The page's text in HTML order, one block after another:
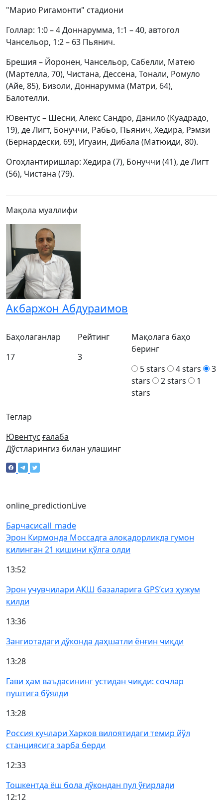
"Марио Ригамонти" стадиони
Голлар: 1:0 – 4 Доннарумма, 1:1 – 40, автогол
Чансельор, 1:2 – 63 Пьянич.
Брешия – Йоронен, Чансельор, Сабелли, Матею
(Мартелла, 70), Чистана, Дессена, Тонали, Ромуло
(Айе, 85), Бизоли, Доннарумма (Матри, 64),
Балотелли.
Ювентус – Шесни, Алекс Сандро, Данило (Куадрадо,
19), де Лигт, Бонуччи, Рабьо, Пьянич, Хедира, Рэмзи
(Бернардески, 69), Игуаин, Дибала (Матюиди, 80).
Огоҳлантиришлар: Хедира (7), Бонуччи (41), де Лигт
(56), Чистана (79).
Мақола муаллифи
Акбаржон Абдураимов
Теглар
Ювентус ғалаба
Баҳолаганлар
17
Рейтинг
3
Мақолага баҳо
беринг
5 stars
4 stars
3
stars
2 stars
1
stars
Дўстларингиз билан улашинг
online_predictionLive
Барчасиcall_made
Эрон Кирмонда Моссадга алоқадорликда гумон
қилинган 21 кишини қўлга олди
13:52
Эрон учувчилари АҚШ базаларига GPS’сиз ҳужум
қилди
13:36
Зангиотадаги дўконда даҳшатли ёнғин чиқди
13:28
Гави ҳам ваъдасининг устидан чиқди: сочлар
пуштига бўялди
13:28
Россия кучлари Харков вилоятидаги темир йўл
станциясига зарба берди
12:33
Тошкентда ёш бола дўкондан пул ўғирлади
12:12